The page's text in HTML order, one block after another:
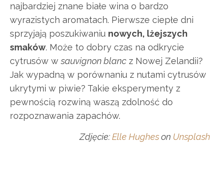
najbardziej znane białe wina o bardzo
wyrazistych aromatach. Pierwsze ciepłe dni
sprzyjają poszukiwaniu nowych, lżejszych
smaków. Może to dobry czas na odkrycie
cytrusów wsauvignon blanc z Nowej Zelandii?
Jak wypadną w porównaniu z nutami cytrusów
ukrytymi w piwie? Takie eksperymenty z
pewnością rozwiną waszą zdolność do
rozpoznawania zapachów.
Zdjęcie:Elle Hugheson Unsplash